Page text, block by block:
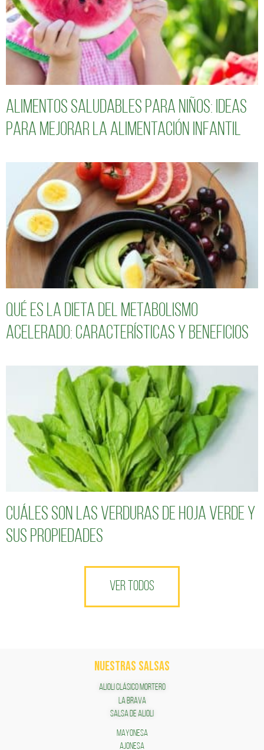
Alimentos saludables para niños: Ideas
para mejorar la alimentación infantil
Qué es la dieta del metabolismo
acelerado: características y beneficios
Cuáles son las verduras de hoja verde y
sus propiedades
VER TODOS
NUESTRAS SALSAS
ALIOLI CLÁSICO MORTERO
LA BRAVA
SALSA DE ALIOLI
MAYONESA
AJONESA